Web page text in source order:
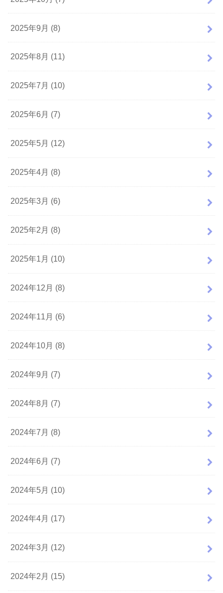
2025年9月 (8)
2025年8月 (11)
2025年7月 (10)
2025年6月 (7)
2025年5月 (12)
2025年4月 (8)
2025年3月 (6)
2025年2月 (8)
2025年1月 (10)
2024年12月 (8)
2024年11月 (6)
2024年10月 (8)
2024年9月 (7)
2024年8月 (7)
2024年7月 (8)
2024年6月 (7)
2024年5月 (10)
2024年4月 (17)
2024年3月 (12)
2024年2月 (15)